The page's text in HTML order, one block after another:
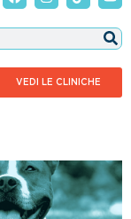
VEDI LE CLINICHE